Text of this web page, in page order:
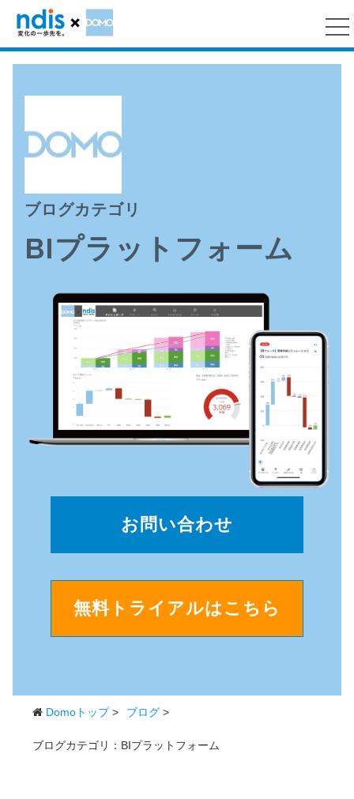
ブログカテゴリ
BIプラットフォーム
お問い合わせ
無料トライアルはこちら
Domoトップ> ブログ >
ブログカテゴリ：BIプラットフォーム